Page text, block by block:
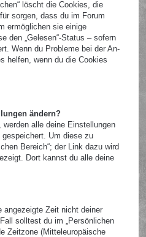
löscht die Cookies, die
sorgen, dass du im Forum
ermöglichen sie einige
den „Gelesen“-Status – sofern
Wenn du Probleme bei der An-
helfen, wenn du die Cookies
ändern?
alle deine Einstellungen
Um diese zu
Bereich“; der Link dazu wird
Dort kannst du alle deine
angezeigte Zeit nicht deiner
solltest du im „Persönlichen
Zeitzone (Mitteleuropäische